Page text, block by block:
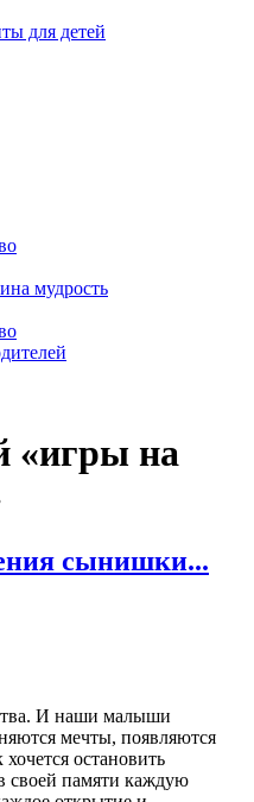
для детей
мудрость
«игры на
сынишки...
И наши малыши
мечты, появляются
остановить
своей памяти каждую